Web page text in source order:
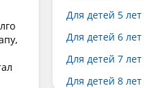
Для детей 5 лет
Для детей 6 лет
Для детей 7 лет
Для детей 8 лет